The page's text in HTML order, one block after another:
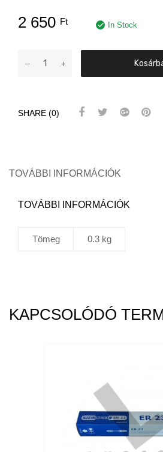
2 650 Ft In Stock
SHARE (0)
TOVÁBBI INFORMÁCIÓK
TOVÁBBI INFORMÁCIÓK
Tömeg 0.3 kg
KAPCSOLÓDÓ